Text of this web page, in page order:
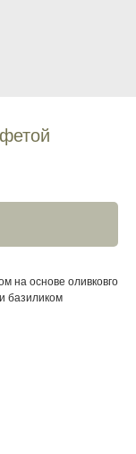
на основе оливковго
базиликом